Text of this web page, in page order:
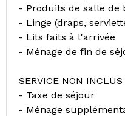
- Produits de salle de
- Linge (draps,
- Lits faits à l'arrivée
- Ménage de fin de
SERVICE NON INCLUS
- Taxe de séjour
- Ménage